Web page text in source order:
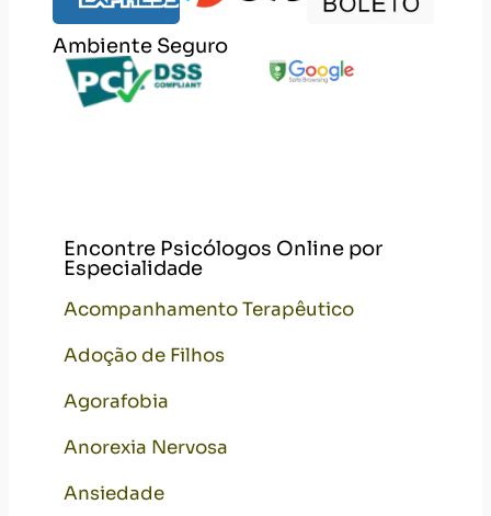
Ambiente Seguro
Encontre Psicólogos Online por
Especialidade
Acompanhamento Terapêutico
Adoção de Filhos
Agorafobia
Anorexia Nervosa
Ansiedade